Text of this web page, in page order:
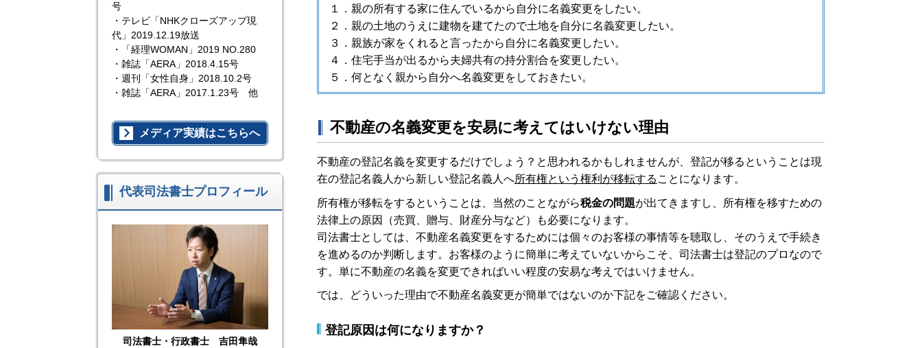
１．親の所有する家に住んでいるから自分に名義変更をしたい。
２．親の土地のうえに建物を建てたので土地を自分に名義変更したい。
３．親族が家をくれると言ったから自分に名義変更したい。
４．住宅手当が出るから夫婦共有の持分割合を変更したい。
５．何となく親から自分へ名義変更をしておきたい。
不動産の名義変更を安易に考えてはいけない理由
不動産の登記名義を変更するだけでしょう？と思われるかもしれませんが、登記が移るということは現
在の登記名義人から新しい登記名義人へ所有権という権利が移転する ことになります。
所有権が移転をするということは、当然のことながら税金の問題が出てきますし、所有権を移すための
法律上の原因（売買、贈与、財産分与など）も必要になります。
司法書士としては、不動産名義変更をするためには個々のお客様の事情等を聴取し、そのうえで手続き
を進めるのか判断します。お客様のように簡単に考えていないからこそ、司法書士は登記のプロなので
す。単に不動産の名義を変更できればいい程度の安易な考えではいけません。
では、どういった理由で不動産名義変更が簡単ではないのか下記をご確認ください。
登記原因は何になりますか？
号
・テレビ「NHKクローズアップ現
代」2019.12.19放送
・「経理WOMAN」2019 NO.280
・雑誌「AERA」2018.4.15号
・週刊「女性自身」2018.10.2号
・雑誌「AERA」2017.1.23号 他
メディア実績はこちらへ
代表司法書士プロフィール
司法書士・行政書士 吉田隼哉